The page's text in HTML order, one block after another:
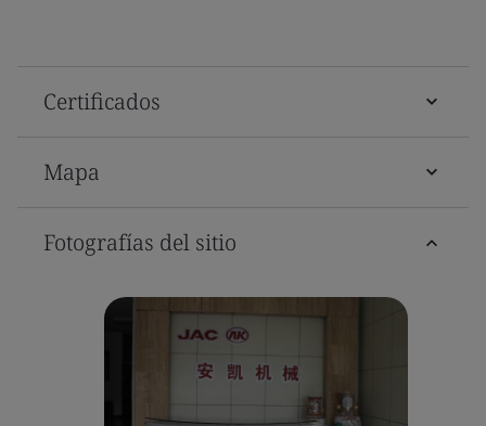
Certificados
Mapa
Fotografías del sitio